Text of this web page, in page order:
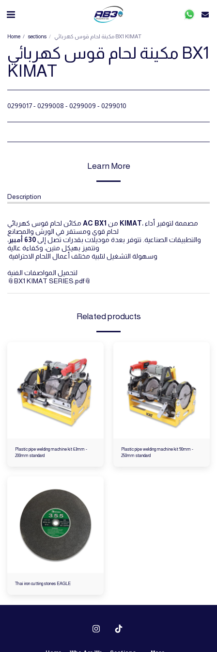
Home sections مكينة لحام قوس كهربائي BX1 KIMAT
مكينة لحام قوس كهربائي BX1
KIMAT
0299017 - 0299008 - 0299009 - 0299010
Learn More
Description
AC BX1 KIMAT، مصممة لتوفير أداء
والتطبيقات الصناعية. تتوفر بعدة موديلات بقدرات تصل إلى630 أمبير
،
وتتميز بهيكل متين، وكفاءة عالية
وسهولة التشغيل لتلبية مختلف أعمال اللحام الاحترافية
لتحميل المواصفات الفنية
BX1 KIMAT SERIES.pdf
Related products
Plastic pipe welding machine kit 63mm -
200mm standard
Plastic pipe welding machine kit 90mm -
250mm standard
Thai iron cutting stones EAGLE